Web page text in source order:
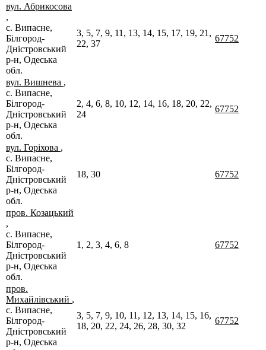
вул. Абрикосова
,
с. Випасне,
Білгород-
Дністровський
р-н, Одеська
обл.
3, 5, 7, 9, 11, 13, 14, 15, 17, 19, 21,
22, 37
67752
вул. Вишнева ,
с. Випасне,
Білгород-
Дністровський
р-н, Одеська
обл.
2, 4, 6, 8, 10, 12, 14, 16, 18, 20, 22,
24
67752
вул. Горіхова ,
с. Випасне,
Білгород-
Дністровський
р-н, Одеська
обл.
18, 30 67752
пров. Козацький
,
с. Випасне,
Білгород-
Дністровський
р-н, Одеська
обл.
1, 2, 3, 4, 6, 8 67752
пров.
Михайлівський ,
с. Випасне,
Білгород-
Дністровський
р-н, Одеська
3, 5, 7, 9, 10, 11, 12, 13, 14, 15, 16,
18, 20, 22, 24, 26, 28, 30, 32
67752